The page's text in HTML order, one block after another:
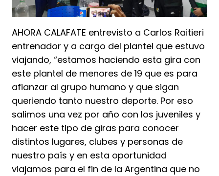
AHORA CALAFATE entrevisto a Carlos Raitieri
entrenador y a cargo del plantel que estuvo
viajando, “estamos haciendo esta gira con
este plantel de menores de 19 que es para
afianzar al grupo humano y que sigan
queriendo tanto nuestro deporte. Por eso
salimos una vez por año con los juveniles y
hacer este tipo de giras para conocer
distintos lugares, clubes y personas de
nuestro país y en esta oportunidad
viajamos para el fin de la Argentina que no